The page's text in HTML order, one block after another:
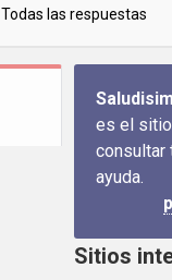
Todas las respuestas
es el
consultar
ayuda.
Sitios